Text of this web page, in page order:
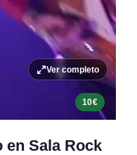
Ver completo
10€
en Sala Rock